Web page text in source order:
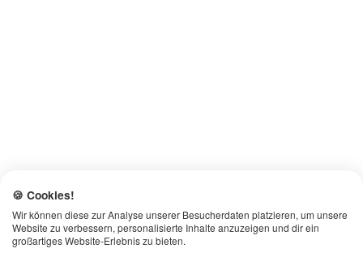
🍪 Cookies!
Wir können diese zur Analyse unserer Besucherdaten platzieren, um unsere
Website zu verbessern, personalisierte Inhalte anzuzeigen und dir ein
großartiges Website-Erlebnis zu bieten.